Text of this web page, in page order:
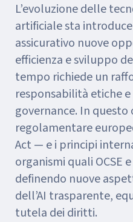
L’evoluzione delle
artificiale sta
assicurativo nuove
efficienza e sviluppo
tempo richiede un
responsabilità etiche
governance. In
regolamentare
Act — e i principi
organismi quali OCSE
definendo nuove
dell’AI trasparente,
tutela dei diritti.